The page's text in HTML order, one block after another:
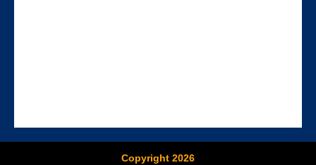
Copyright 2026